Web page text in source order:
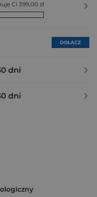
Ci 399,00 zł
DOŁĄCZ
dni
dni